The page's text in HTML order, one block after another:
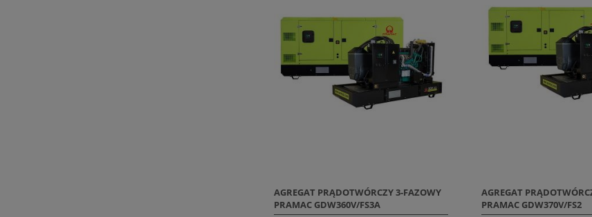
AGREGAT PRĄDOTWÓRCZY 3-FAZOWY
PRAMAC GDW360V/FS3A
AGREGAT
PRAMAC GDW370V/FS2